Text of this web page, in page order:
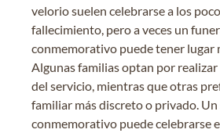
velorio suelen celebrarse a los
fallecimiento, pero a veces un
conmemorativo puede tener lugar
Algunas familias optan por
del servicio, mientras que otras
familiar más discreto o privado.
conmemorativo puede celebrarse